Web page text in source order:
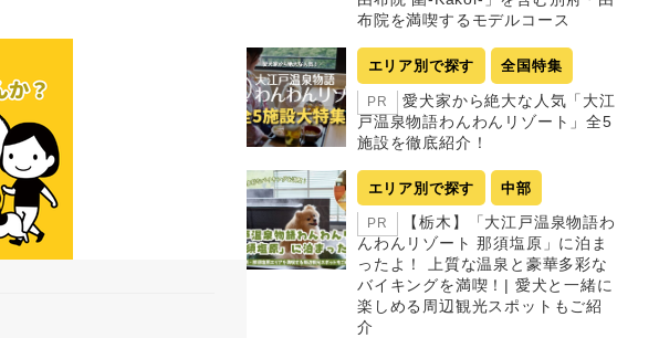
布院を満喫するモデルコース
エリア別で探す 全国特集
PR
愛犬家から絶大な人気「大江
戸温泉物語わんわんリゾート」全5
施設を徹底紹介！
エリア別で探す 中部
PR
【栃木】「大江戸温泉物語わ
んわんリゾート 那須塩原」に泊ま
ったよ！ 上質な温泉と豪華多彩な
バイキングを満喫！| 愛犬と一緒に
楽しめる周辺観光スポットもご紹
介